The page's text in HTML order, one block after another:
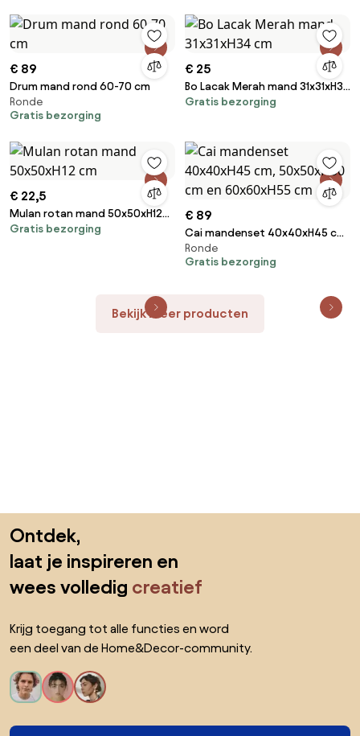
€ 89
Drum mand rond 60-70 cm
Ronde
Gratis bezorging
€ 25
Bo Lacak Merah mand 31x31xH34
cm
Gratis bezorging
€ 22,5
Mulan rotan mand 50x50xH12
cm
Gratis bezorging
€ 89
Cai mandenset 40x40xH45 cm,
50x50xH50 cm en 60x60xH55
cm
Ronde
Gratis bezorging
Bekijk meer producten
Ontdek,
laat je inspireren en
wees volledig creatief
Krijg toegang tot alle functies en word
een deel van de Home&Decor-community.